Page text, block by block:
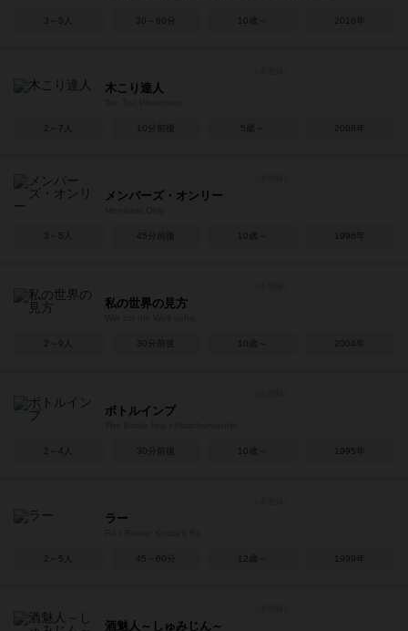
3～5人 30～60分 10歳～ 2016年
木こり達人
2～7人 10分前後 5歳～ 2008年
メンバーズ・オンリー
3～5人 45分前後 10歳～ 1996年
私の世界の見方
2～9人 30分前後 10歳～ 2004年
ボトルインプ
2～4人 30分前後 10歳～ 1995年
ラー
2～5人 45～60分 12歳～ 1999年
酒魅人～しゅみじん～